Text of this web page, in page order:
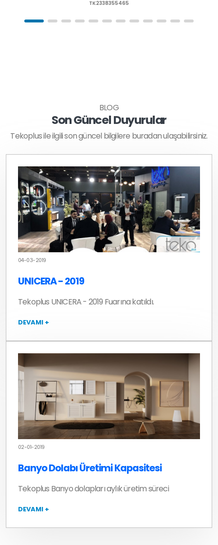
TK2338355465
BLOG
Son Güncel Duyurular
Tekoplus ile ilgili son güncel bilgilere buradan ulaşabilirsiniz.
04-03-2019
UNICERA - 2019
Tekoplus UNICERA - 2019 Fuarına katıldı.
DEVAMI +
02-01-2019
Banyo Dolabı Üretimi Kapasitesi
Tekoplus Banyo dolapları aylık üretim süreci
DEVAMI +